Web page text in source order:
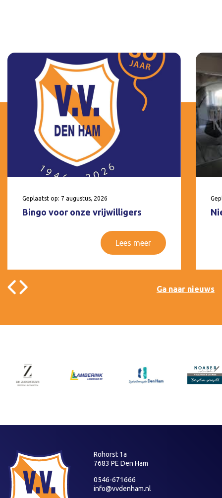
Geplaatst op: 7 augustus, 2026
Bingo voor onze vrijwilligers
Lees meer
Ga naar nieuws
Rohorst 1a
7683 PE Den Ham
0546-671666
info@vvdenham.nl